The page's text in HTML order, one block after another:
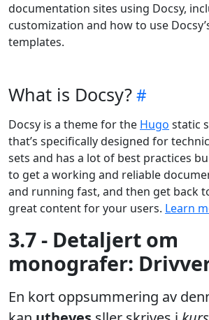
documentation sites using Docsy,
customization and how to use
templates.
What is Docsy?
Docsy is a theme for the Hugo static
that’s specifically designed for
sets and has a lot of best practices
to get a working and reliable
and running fast, and then get back
great content for your users. Learn
3.7 - Detaljert om
monografer:
En kort oppsummering av